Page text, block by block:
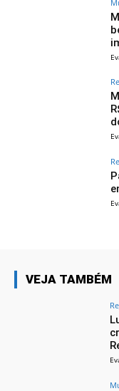
VEJA TAMBÉM